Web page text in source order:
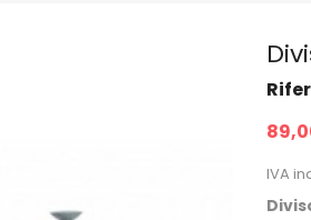
IVA